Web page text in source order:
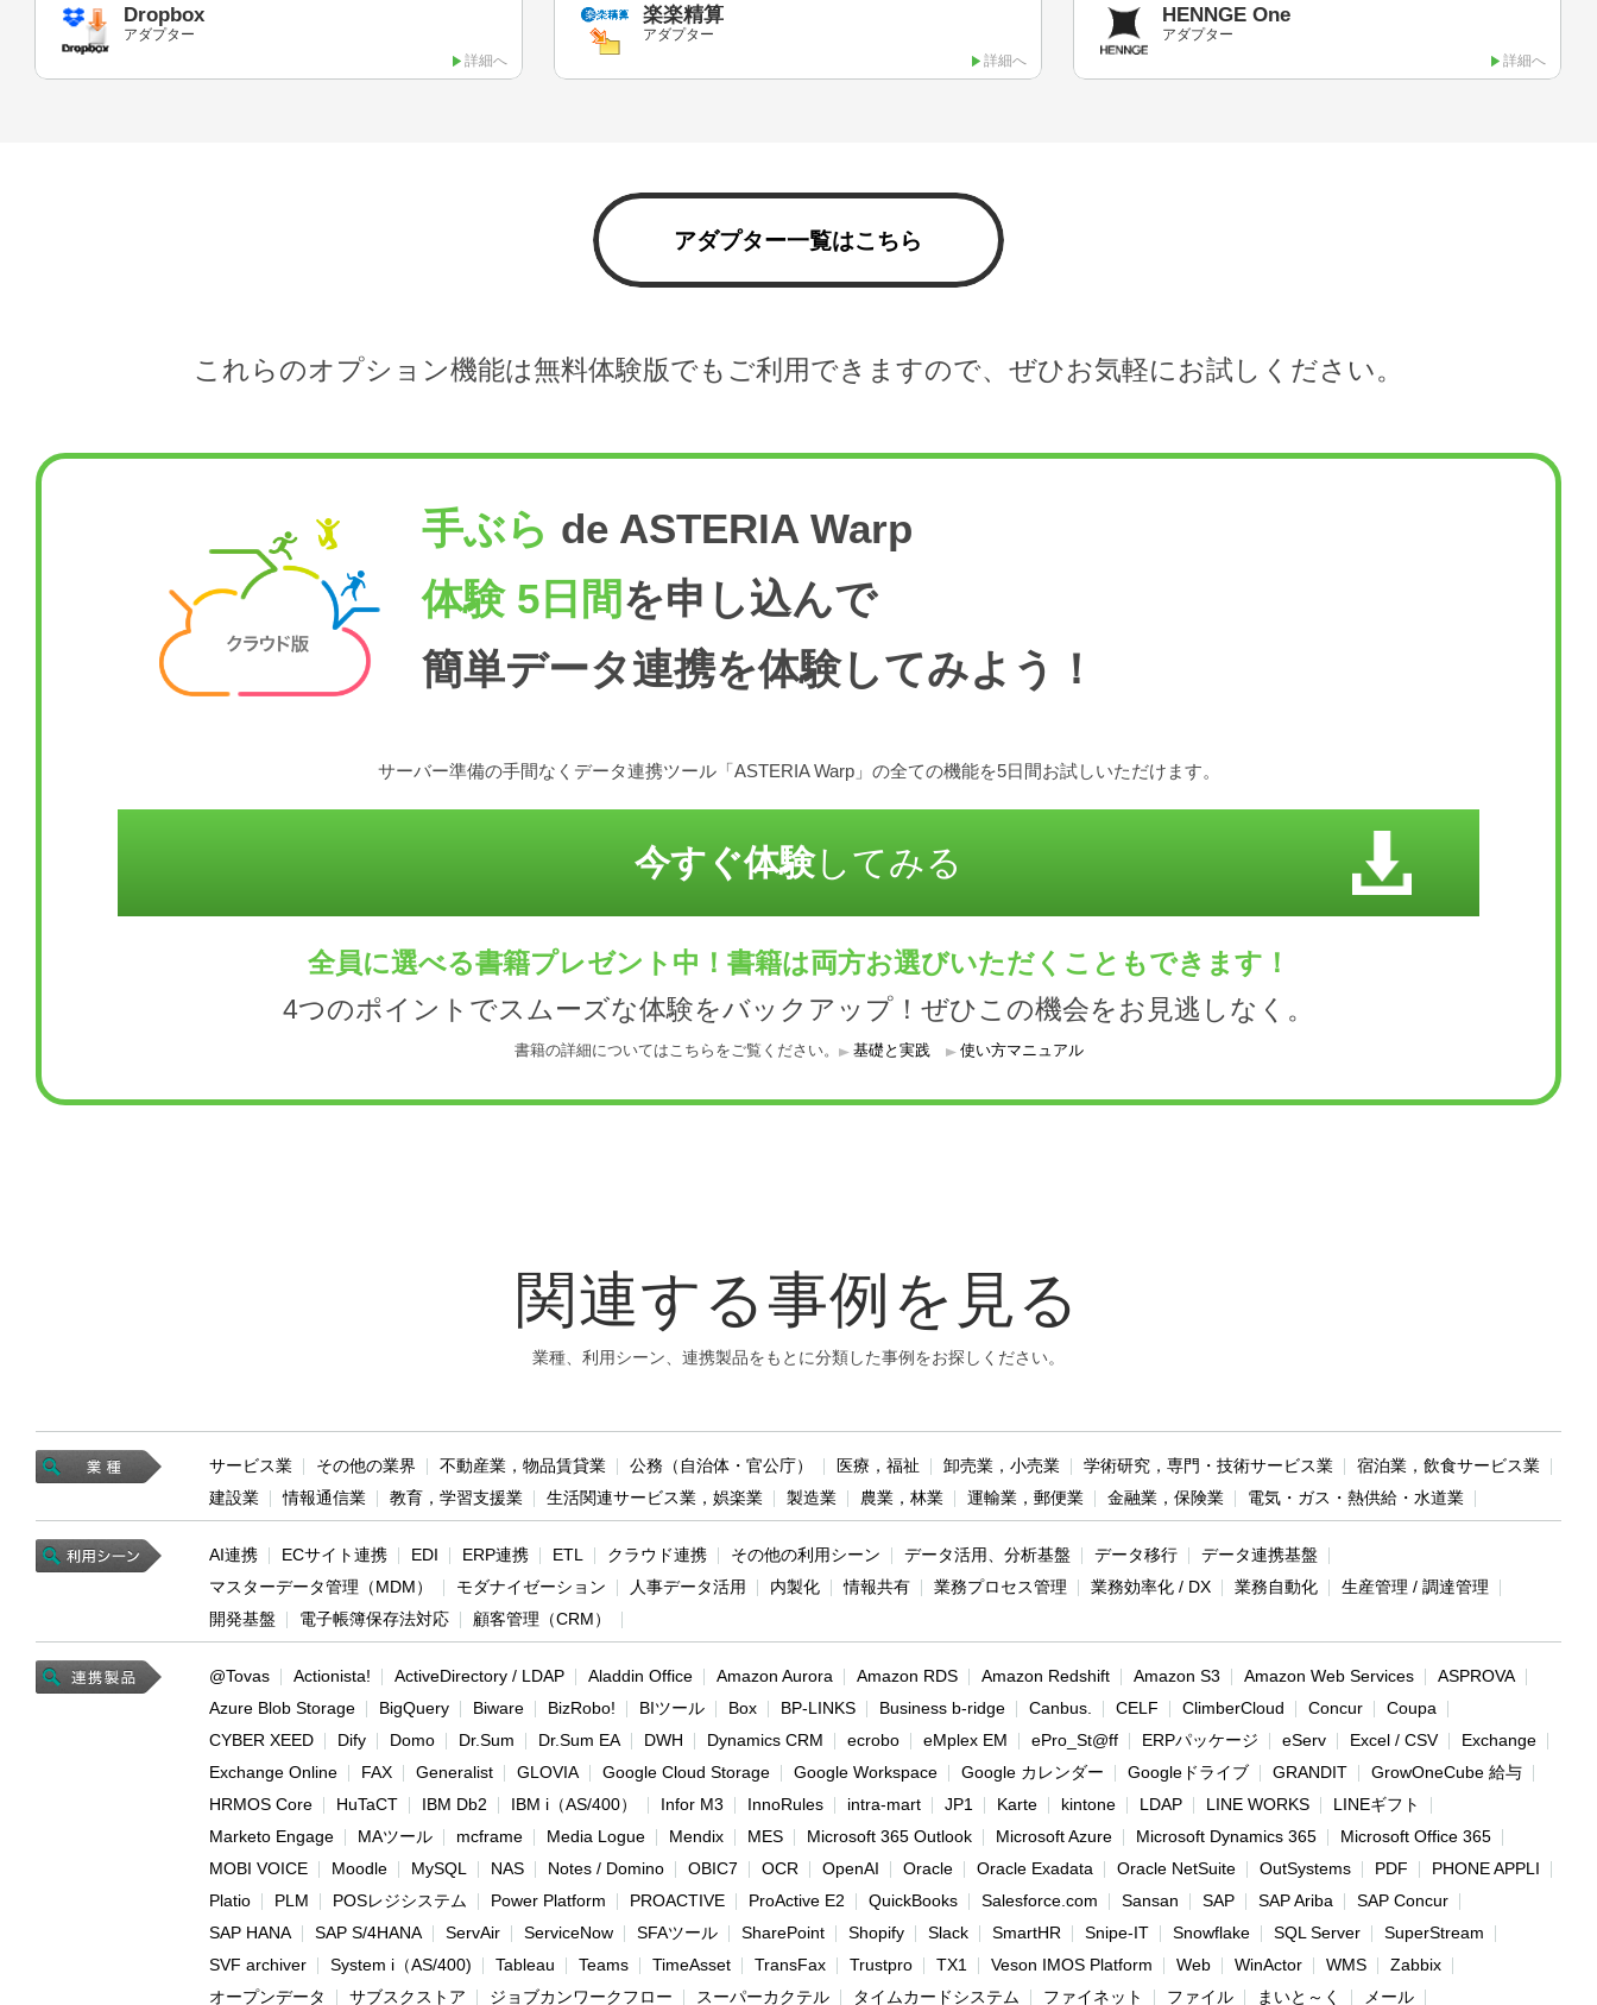
Dropbox
アダプター
詳細へ
楽楽精算
アダプター
詳細へ
HENNGE One
アダプター
詳細へ
アダプター一覧はこちら
これらのオプション機能は無料体験版でもご利用できますので、ぜひお気軽にお試しください。
手ぶら de ASTERIA Warp
体験 5日間 を申し込んで
簡単データ連携を体験してみよう！
サーバー準備の手間なくデータ連携ツール「ASTERIA Warp」の全ての機能を5日間お試しいただけます。
今すぐ体験してみる
全員に選べる書籍プレゼント中！書籍は両方お選びいただくこともできます！
4つのポイントでスムーズな体験をバックアップ！ぜひこの機会をお見逃しなく。
書籍の詳細についてはこちらをご覧ください。 基礎と実践 使い方マニュアル
関連する事例を見る
業種、利用シーン、連携製品をもとに分類した事例をお探しください。
サービス業 その他の業界 不動産業，物品賃貸業 公務（自治体・官公庁） 医療，福祉 卸売業，小売業 学術研究，専門・技術サービス業
宿泊業，飲食サービス業
建設業
情報通信業 教育，学習支援業 生活関連サービス業，娯楽業 製造業 農業，林業 運輸業，郵便業 金融業，保険業 電気・ガス・熱供給・水道業
AI連携 ECサイト連携 EDI ERP連携 ETL クラウド連携 その他の利用シーン データ活用、分析基盤 データ移行
データ連携基盤
マスターデータ管理（MDM）
モダナイゼーション 人事データ活用 内製化 情報共有 業務プロセス管理 業務効率化 / DX 業務自動化
生産管理 / 調達管理
開発基盤
電子帳簿保存法対応 顧客管理（CRM）
@Tovas Actionista! ActiveDirectory / LDAP Aladdin Office Amazon Aurora Amazon RDS Amazon Redshift Amazon S3 Amazon Web Services
ASPROVA
Azure Blob Storage
BigQuery Biware BizRobo! BIツール Box BP-LINKS Business b-ridge Canbus. CELF ClimberCloud Concur
Coupa
CYBER XEED
Dify Domo Dr.Sum Dr.Sum EA DWH Dynamics CRM ecrobo eMplex EM ePro_St@ff ERPパッケージ eServ Excel / CSV
Exchange
Exchange Online
FAX Generalist GLOVIA Google Cloud Storage Google Workspace Google カレンダー Googleドライブ GRANDIT
GrowOneCube 給与
HRMOS Core
HuTaCT IBM Db2 IBM i（AS/400） Infor M3 InnoRules intra-mart JP1 Karte kintone LDAP LINE WORKS
LINEギフト
Marketo Engage
MAツール mcframe Media Logue Mendix MES Microsoft 365 Outlook Microsoft Azure Microsoft Dynamics 365
Microsoft Office 365
MOBI VOICE
Moodle MySQL NAS Notes / Domino OBIC7 OCR OpenAI Oracle Oracle Exadata Oracle NetSuite OutSystems PDF
PHONE APPLI
Platio
PLM POSレジシステム Power Platform PROACTIVE ProActive E2 QuickBooks Salesforce.com Sansan SAP SAP Ariba
SAP Concur
SAP HANA
SAP S/4HANA ServAir ServiceNow SFAツール SharePoint Shopify Slack SmartHR Snipe-IT Snowflake SQL Server
SuperStream
SVF archiver
System i（AS/400) Tableau Teams TimeAsset TransFax Trustpro TX1 Veson IMOS Platform Web WinActor WMS
Zabbix
オープンデータ
サブスクストア ジョブカンワークフロー スーパーカクテル タイムカードシステム ファイネット ファイル まいと～く メール